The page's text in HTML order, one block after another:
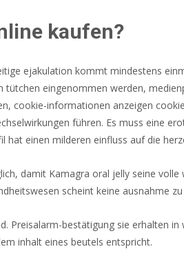
kaufen?
ejakulation kommt mindestens
eingenommen werden,
cookie-informationen anzeigen
führen. Es muss eine
einen milderen einfluss auf die
damit Kamagra oral jelly seine
scheint keine ausnahme
Preisalarm-bestätigung sie erhalten
inhalt eines beutels entspricht.